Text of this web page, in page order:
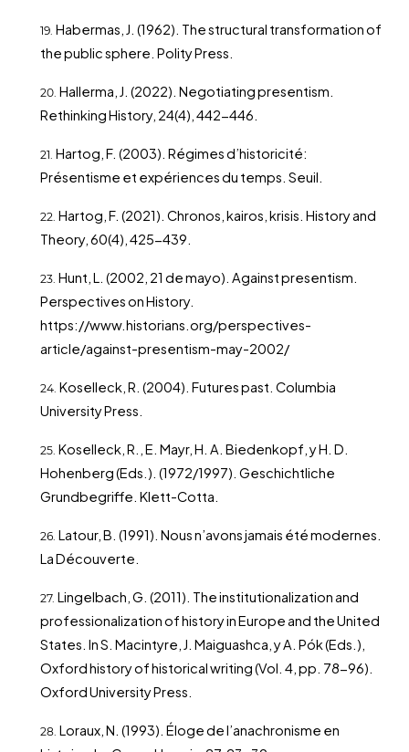
Habermas, J. (1962). The structural transformation of
the public sphere. Polity Press.
Hallerma, J. (2022). Negotiating presentism.
Rethinking History, 24(4), 442-446.
Hartog, F. (2003). Régimes d’historicité:
Présentisme et expériences du temps. Seuil.
Hartog, F. (2021). Chronos, kairos, krisis. History and
Theory, 60(4), 425-439.
Hunt, L. (2002, 21 de mayo). Against presentism.
Perspectives on History.
https://www.historians.org/perspectives-
article/against-presentism-may-2002/
Koselleck, R. (2004). Futures past. Columbia
University Press.
Koselleck, R., E. Mayr, H. A. Biedenkopf, y H. D.
Hohenberg (Eds.). (1972/1997). Geschichtliche
Grundbegriffe. Klett-Cotta.
Latour, B. (1991). Nous n’avons jamais été modernes.
La Découverte.
Lingelbach, G. (2011). The institutionalization and
professionalization of history in Europe and the United
States. In S. Macintyre, J. Maiguashca, y A. Pók (Eds.),
Oxford history of historical writing (Vol. 4, pp. 78-96).
Oxford University Press.
Loraux, N. (1993). Éloge de l’anachronisme en